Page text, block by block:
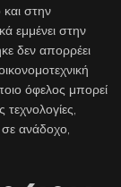
στην
εμμένει στην
δεν απορρέει
όφελος μπορεί
ανάδοχο,